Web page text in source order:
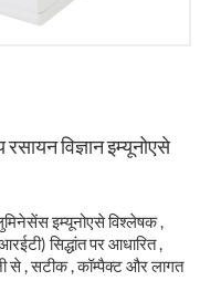
विज्ञान इम्यूनोएसे
इम्यूनोएसे विश्लेषक ,
सिद्धांत पर आधारित ,
से , सटीक , कॉम्पैक्ट और लागत